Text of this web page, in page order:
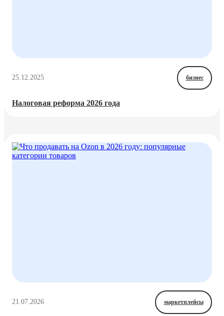
25.12.2025 бизнес
Налоговая реформа 2026 года
21.07.2026 маркетплейсы